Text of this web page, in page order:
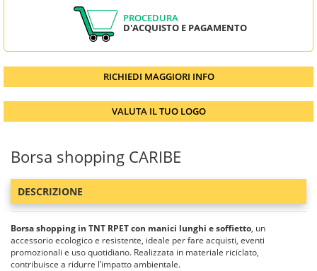
PROCEDURA
D'ACQUISTO E PAGAMENTO
RICHIEDI MAGGIORI INFO
VALUTA IL TUO LOGO
Borsa shopping CARIBE
DESCRIZIONE
Borsa shopping in TNT RPET con manici lunghi e soffietto, un
accessorio ecologico e resistente, ideale per fare acquisti, eventi
promozionali e uso quotidiano. Realizzata in materiale riciclato,
contribuisce a ridurre l’impatto ambientale.